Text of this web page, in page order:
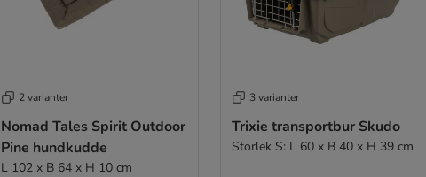
2 varianter
Nomad Tales Spirit Outdoor
Pine hundkudde
L 102 x B 64 x H 10 cm
3 varianter
Trixie transportbur Skudo
Storlek S: L 60 x B 40 x H 39 cm